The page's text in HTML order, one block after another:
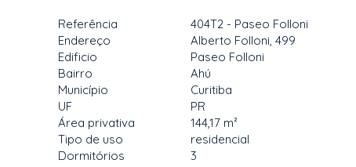
Referência
404T2 - Paseo Folloni
Endereço
Alberto Folloni, 499
Edificio
Paseo Folloni
Bairro
Ahú
Município
Curitiba
UF
PR
Área privativa
144,17 m²
Tipo de uso
residencial
Dormitórios
3